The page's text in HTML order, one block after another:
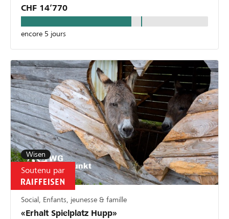
CHF 14’770
encore 5 jours
Wisen
Soutenu par
Social, Enfants, jeunesse & famille
«Erhalt Spielplatz Hupp»